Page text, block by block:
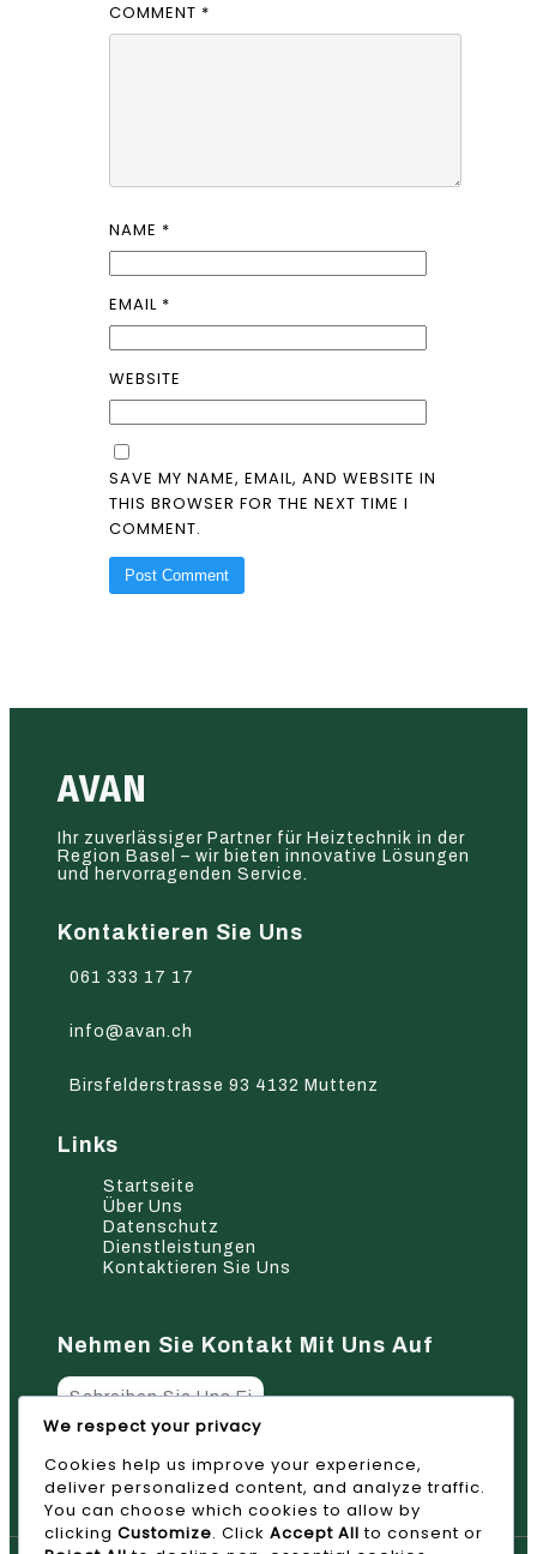
COMMENT *
NAME *
EMAIL *
WEBSITE
SAVE MY NAME, EMAIL, AND WEBSITE IN
THIS BROWSER FOR THE NEXT TIME I
COMMENT.
AVAN
Ihr zuverlässiger Partner für Heiztechnik in der
Region Basel – wir bieten innovative Lösungen
und hervorragenden Service.
Kontaktieren Sie Uns
061 333 17 17
info@avan.ch
Birsfelderstrasse 93 4132 Muttenz
Links
Startseite
Über Uns
Datenschutz
Dienstleistungen
Kontaktieren Sie Uns
Nehmen Sie Kontakt Mit Uns Auf
Absenden
We respect your privacy
Cookies help us improve your experience,
deliver personalized content, and analyze traffic.
You can choose which cookies to allow by
clicking Customize. Click Accept All to consent or